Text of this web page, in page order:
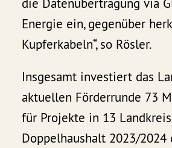
die Datenübertragung via
Energie ein, gegenüber
Kupferkabeln“, so Rösler.
Insgesamt investiert das
aktuellen Förderrunde 73
für Projekte in 13
Doppelhaushalt 2023/2024